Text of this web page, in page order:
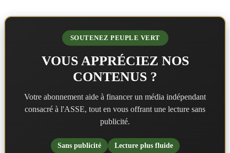
SOUTENEZ PEUPLE VERT
VOUS APPRÉCIEZ NOS
CONTENUS ?
Votre abonnement aide à financer un média indépendant
consacré à l'ASSE, tout en vous offrant une lecture sans
publicité.
Sans publicité Lecture plus fluide